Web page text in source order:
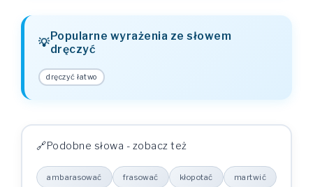
Popularne wyrażenia ze słowem
dręczyć
dręczyć łatwo
Podobne słowa - zobacz też
ambarasować frasować kłopotać martwić